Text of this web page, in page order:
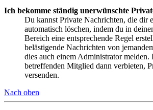
Ich bekomme ständig unerwünschte
Du kannst Private Nachrichten, die dir
automatisch löschen, indem du in
Bereich eine entsprechende Regel
belästigende Nachrichten von
dies auch einem Administrator melden.
betreffenden Mitglied dann verbieten,
versenden.
Nach oben